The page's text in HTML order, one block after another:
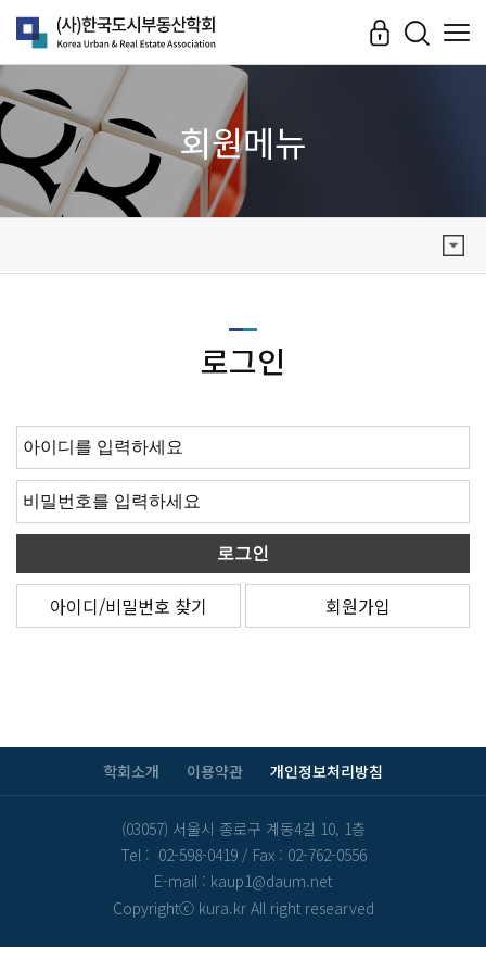
회원메뉴
로그인
아이디/비밀번호 찾기 회원가입
학회소개 이용약관 개인정보처리방침
(03057) 서울시 종로구 계동4길 10, 1층
Tel : 02-598-0419 / Fax : 02-762-0556
E-mail : kaup1@daum.net
Copyrightⓒ kura.kr All right researved